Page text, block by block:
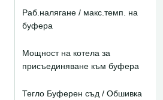
Раб.налягане / макс.темп. на
буфера
Мощност на котела за
присъединяване към буфера
Тегло Буферен съд / Обшивка